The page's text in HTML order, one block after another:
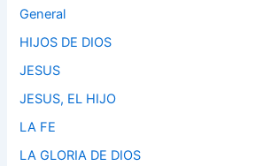
General
HIJOS DE DIOS
JESUS
JESUS, EL HIJO
LA FE
LA GLORIA DE DIOS